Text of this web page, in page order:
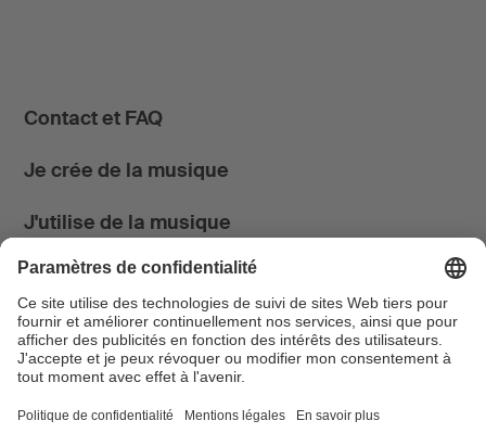
Contact et FAQ
Je crée de la musique
J'utilise de la musique
News & Agenda
FONDATION SUISA ↗